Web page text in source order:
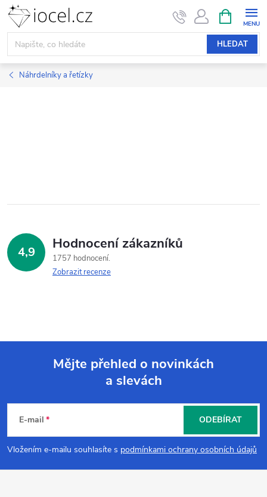
Přejít
obsah
HLEDAT
NÁKUPNÍ
KOŠÍK
Náhrdelníky a řetízky
4,9 Hodnocení zákazníků
1757 hodnocení
Zobrazit recenze
p
a
Mějte přehled o novinkách
a slevách
E-mail
Vložením e-mailu souhlasíte s podmínkami ochrany osobních údajů
ODEBÍRAT